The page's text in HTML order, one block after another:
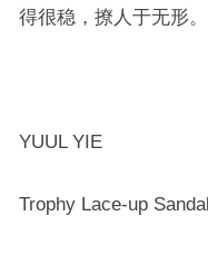
得很稳，撩人于无形。
YUUL YIE
Trophy Lace-up